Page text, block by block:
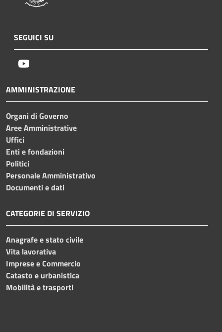
SEGUICI SU
AMMINISTRAZIONE
Organi di Governo
Aree Amministrative
Uffici
Enti e fondazioni
Politici
Personale Amministrativo
Documenti e dati
CATEGORIE DI SERVIZIO
Anagrafe e stato civile
Vita lavorativa
Imprese e Commercio
Catasto e urbanistica
Mobilità e trasporti